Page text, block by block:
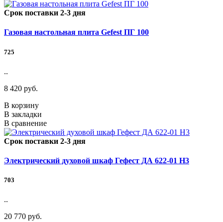
Срок поставки 2-3 дня
Газовая настольная плита Gefest ПГ 100
725
..
8 420 руб.
В корзину
В закладки
В сравнение
Срок поставки 2-3 дня
Электрический духовой шкаф Гефест ДА 622-01 Н3
703
..
20 770 руб.